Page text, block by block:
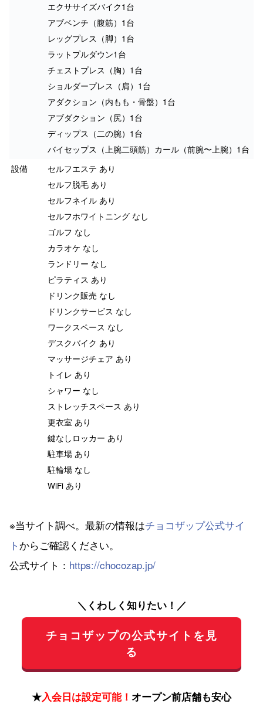
エクササイズバイク1台
アブベンチ（腹筋）1台
レッグプレス（脚）1台
ラットプルダウン1台
チェストプレス（胸）1台
ショルダープレス（肩）1台
アダクション（内もも・骨盤）1台
アブダクション（尻）1台
ディップス（二の腕）1台
バイセップス（上腕二頭筋）カール（前腕〜上腕）1台
設備
セルフエステ あり
セルフ脱毛 あり
セルフネイル あり
セルフホワイトニング なし
ゴルフ なし
カラオケ なし
ランドリー なし
ピラティス あり
ドリンク販売 なし
ドリンクサービス なし
ワークスペース なし
デスクバイク あり
マッサージチェア あり
トイレ あり
シャワー なし
ストレッチスペース あり
更衣室 あり
鍵なしロッカー あり
駐車場 あり
駐輪場 なし
WiFi あり
※当サイト調べ。最新の情報はチョコザップ公式サイ
ト からご確認ください。
公式サイト： https://chocozap.jp/
＼くわしく知りたい！／
チョコザップの公式サイトを見
る
★入会日は設定可能！ オープン前店舗も安心